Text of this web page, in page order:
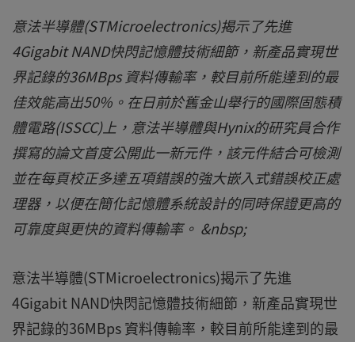
意法半導體(STMicroelectronics)揭示了先進
4Gigabit NAND快閃記憶體技術細節，新產品實現世
界記錄的36MBps 資料傳輸率，較目前所能達到的最
佳效能高出50%。在日前於舊金山舉行的國際固態積
體電路(ISSCC)上，意法半導體與Hynix的研究員合作
撰寫的論文首度公開此一新元件，該元件結合可檢測
並在每頁校正多達五項錯誤的強大嵌入式錯誤校正處
理器，以便在簡化記憶體系統設計的同時保證更高的
可靠度與更快的資料傳輸率。 &nbsp;
意法半導體(STMicroelectronics)揭示了先進
4Gigabit NAND快閃記憶體技術細節，新產品實現世
界記錄的36MBps 資料傳輸率，較目前所能達到的最